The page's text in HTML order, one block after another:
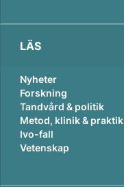
LÄS
Nyheter
Forskning
Tandvård & politik
Metod, klinik & praktik
Ivo-fall
Vetenskap